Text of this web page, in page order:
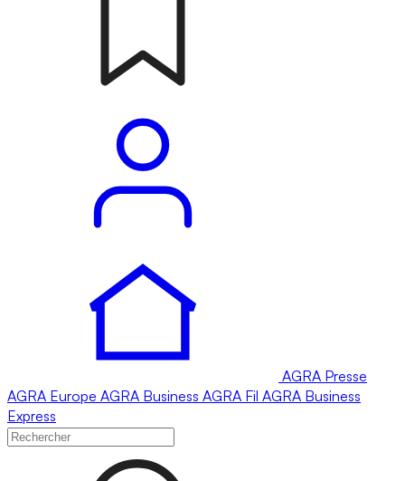
AGRA Presse
AGRA Europe AGRA Business AGRA Fil AGRA Business
Express